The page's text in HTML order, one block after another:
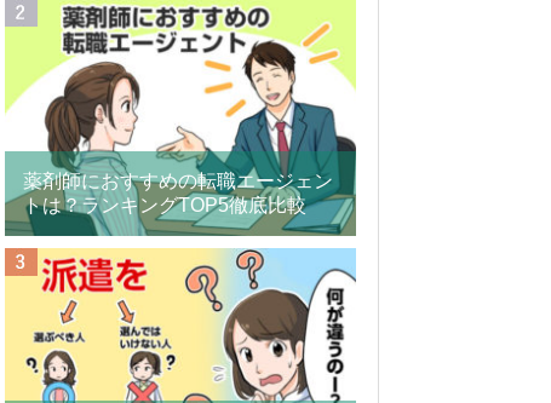
薬剤師におすすめの転職エージェン
トは？ランキングTOP5徹底比較